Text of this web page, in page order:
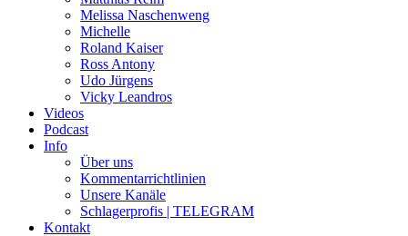
Melissa Naschenweng
Michelle
Roland Kaiser
Ross Antony
Udo Jürgens
Vicky Leandros
Videos
Podcast
Info
Über uns
Kommentarrichtlinien
Unsere Kanäle
Schlagerprofis | TELEGRAM
Kontakt